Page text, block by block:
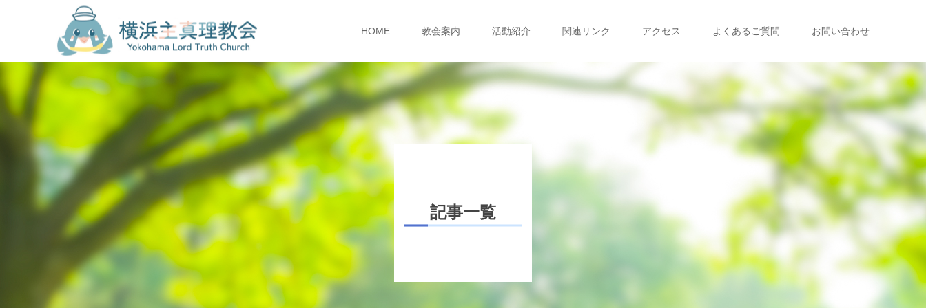
HOME 教会案内 活動紹介 関連リンク アクセス よくあるご質問 お問い合わせ
記事一覧